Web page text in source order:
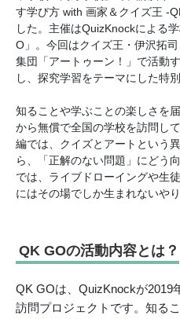
す学び方 with 画家＆クイズ王 -
した。主催はQuizKnockによる
O」。今回はクイズ王・伊沢拓
集団「アートゥーン！」で活動
し、探究学習をテーマにした特
知ることや学ぶことの楽しさを
から無償で全国の学校を訪問し
編では、クイズとアートという
ら、「正解のない問題」にどう
では、ライブドローイングや生
にはその場でしか生まれないや
QK GOの活動内容とは？
QK GOは、QuizKnockが2019
訪問プロジェクトです。知る